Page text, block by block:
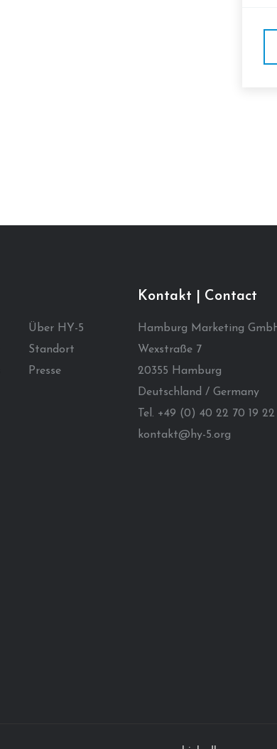
Über HY-5
Standort
Presse
Kontakt | Contact
Hamburg Marketing
Wexstraße 7
20355 Hamburg
Deutschland / Germany
Tel. +49 (0) 40 22 70 19 22
kontakt@hy-5.org